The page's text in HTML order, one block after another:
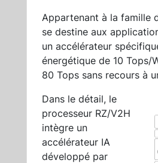
Appartenant à la famille
se destine aux
un accélérateur
énergétique de 10 Tops/
80 Tops sans recours à
Dans le détail, le
processeur RZ/V2H
intègre un
accélérateur IA
développé par